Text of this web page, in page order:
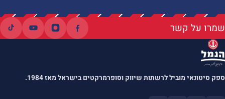
שמרו על קשר
ספק סיטונאי מוביל לרשתות שיווק וסופרמרקטים בישראל מאז 1984.